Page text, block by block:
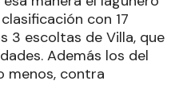
con 17
3 escoltas de Villa, que
Además los del
menos, contra